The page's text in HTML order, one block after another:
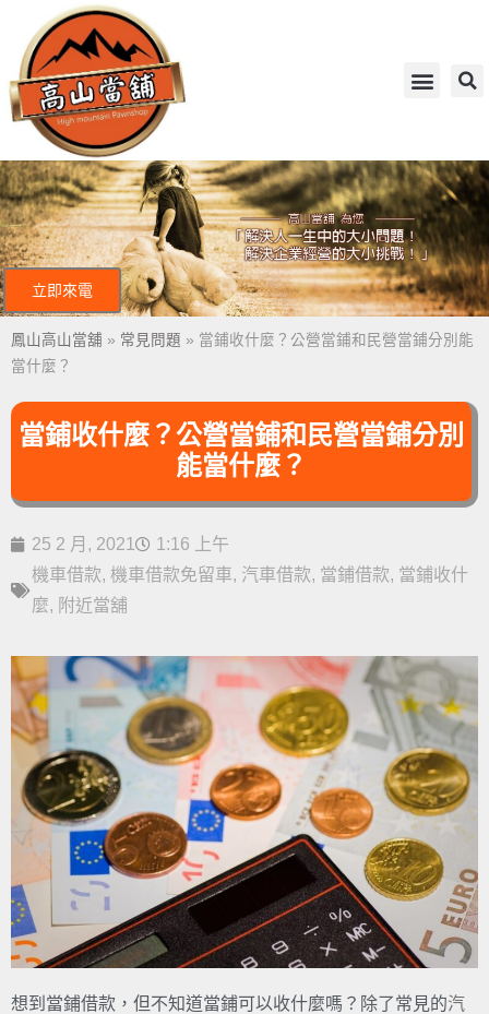
立即來電
鳳山高山當舖 » 常見問題 » 當鋪收什麼？公營當鋪和民營當鋪分別能
當什麼？
當鋪收什麼？公營當鋪和民營當鋪分別
能當什麼？
25 2 月, 2021
1:16 上午
機車借款, 機車借款免留車, 汽車借款, 當鋪借款, 當鋪收什
麼, 附近當舖
想到當鋪借款，但不知道當鋪可以收什麼嗎？除了常見的汽